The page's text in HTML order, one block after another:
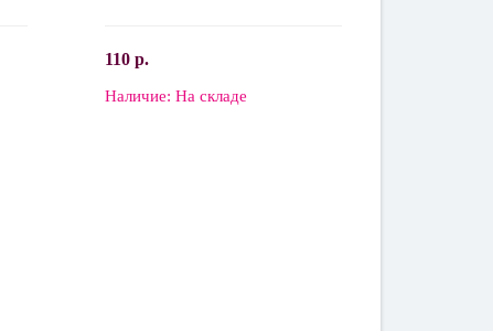
110 р.
В корзину
Наличие: На складе